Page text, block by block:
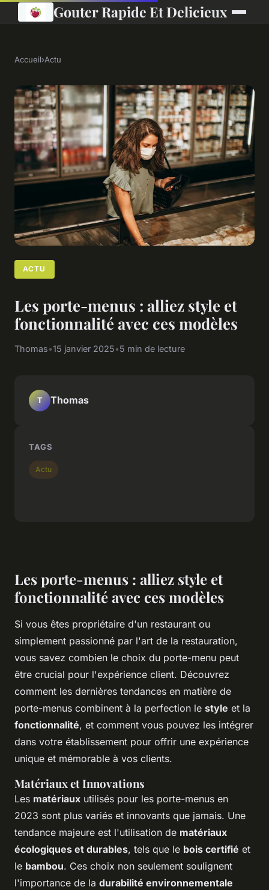
Gouter Rapide Et Delicieux
Accueil›Actu
ACTU
Les porte-menus : alliez style et
fonctionnalité avec ces modèles
Thomas•15 janvier 2025•5 min de lecture
Les porte-menus : alliez style et
fonctionnalité avec ces modèles
Si vous êtes propriétaire d'un restaurant ou
simplement passionné par l'art de la restauration,
vous savez combien le choix du porte-menu peut
être crucial pour l'expérience client. Découvrez
comment les dernières tendances en matière de
porte-menus combinent à la perfection le style et la
fonctionnalité, et comment vous pouvez les intégrer
dans votre établissement pour offrir une expérience
unique et mémorable à vos clients.
Matériaux et Innovations
Les matériaux utilisés pour les porte-menus en
2023 sont plus variés et innovants que jamais. Une
tendance majeure est l'utilisation de matériaux
écologiques et durables, tels que le bois certifié et
le bambou. Ces choix non seulement soulignent
l'importance de la durabilité environnementale
T Thomas
TAGS
Actu